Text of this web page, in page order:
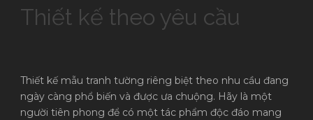
Thiết kế theo yêu cầu
Thiết kế mẫu tranh tường riêng biệt theo nhu cầu đang
ngày càng phổ biến và được ưa chuộng. Hãy là một
người tiên phong để có một tác phẩm độc đáo mang